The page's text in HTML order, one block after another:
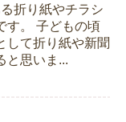
折り紙やチラシ
す。 子どもの頃
して折り紙や新聞
と思いま...